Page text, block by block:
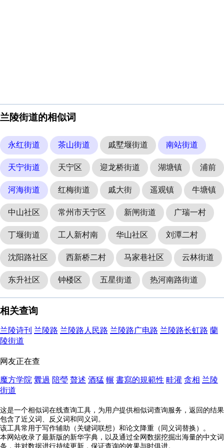
兰陵街道的相似词
永红街道 茶山街道 戚墅堰街道 南站街道
天宁街道 天宁区 迎龙桥街道 湖塘镇 浦前
河海街道 红梅街道 戚大街 遥观镇 牛塘镇
中山社区 常州市天宁区 新闸街道 广瑞一村
丁堰街道 工人新村南 华山社区 刘潭二村
沈阳路社区 西新桥二村 马家巷社区 云林街道
东升社区 钟楼区 五星街道 热河南路街道
相关查询
兰陵诗刊 兰陵路 兰陵路人民路 兰陵路广电路 兰陵路长虹路 蘭
陵街道
网友正在查
魔方学院 釁過 陪瑩 贅述 酒猛 輾 書寫的規範性 畦灌 贪相 兰陵
街道
这是一个相似词在线查询工具，为用户提供相似词查询服务，返回的结果
包含了近义词、反义词和同义词。
该工具常用于写作辅助（关键词联想）和论文降重（同义词替换）。
本网站收录了最新版的新华字典，以及通过全网数据挖掘出海量的中文词
条，并对数据进行持续更新，保证查询的效果与时俱进。